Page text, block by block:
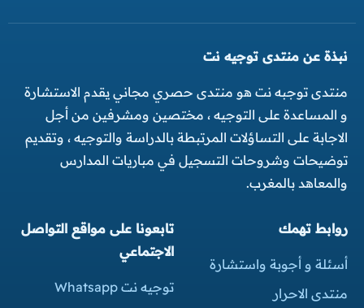
نبذة عن منتدى توجيه نت
منتدى توجبه نت هو منتدى حصري مجاني يقدم الاستشارة
و المساعدة على التوجيه ، مختصين ومشرفين من أجل
الاجابة على التساؤلات المرتبطة بالدراسة والتوجيه ، وتقديم
توضيحات وشروحات التسجيل في مباريات المدارس
والمعاهد بالمغرب.
روابط تهمك
أسئلة و أجوبة واستشارة
منتدى الاحرار
تابعونا على مواقع التواصل
الاجتماعي
توجيه نت Whatsapp